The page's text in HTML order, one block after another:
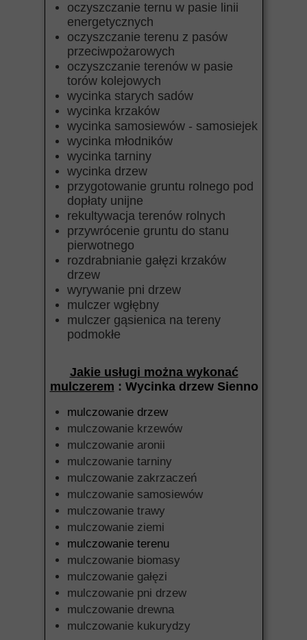
oczyszczanie ternu w pasie linii
energetycznych
oczyszczanie terenu z pasów
przeciwpożarowych
oczyszczanie terenów w pasie
torów kolejowych
wycinka starych sadów
wycinka krzaków
wycinka samosiewów - samosiejek
wycinka młodników
wycinka tarniny
wycinka drzew
przygotowanie gruntu rolnego pod
dopłaty unijne
rekultywacja terenów rolnych
przywrócenie gruntu do stanu
pierwotnego
rozdrabnianie gałęzi krzaków
drzew
wyrywanie pni drzew
mulczer wgłębny
mulczer gąsienica na tereny
podmokłe
Jakie usługi można wykonać
mulczerem : Wycinka drzew Sienno
mulczowanie drzew
mulczowanie krzewów
mulczowanie aronii
mulczowanie tarniny
mulczowanie zakrzaczeń
mulczowanie samosiewów
mulczowanie trawy
mulczowanie ziemi
mulczowanie terenu
mulczowanie biomasy
mulczowanie gałęzi
mulczowanie pni drzew
mulczowanie drewna
mulczowanie kukurydzy